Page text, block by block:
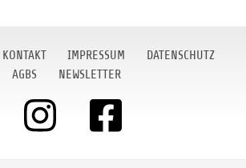
KONTAKT IMPRESSUM
DATENSCHUTZ
AGBS
NEWSLETTER